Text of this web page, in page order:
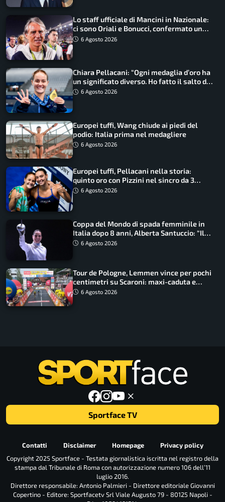
Lo staff ufficiale di Mancini in Nazionale:
ci sono Oriali e Bonucci, confermato un
ritorno
6 Agosto 2026
Chiara Pellacani: “Ogni medaglia d’oro ha
un significato diverso. Ho fatto il salto di
qualità”
6 Agosto 2026
Europei tuffi, Wang chiude ai piedi del
podio: Italia prima nel medagliere
6 Agosto 2026
Europei tuffi, Pellacani nella storia:
quinto oro con Pizzini nel sincro da 3
metri
6 Agosto 2026
Coppa del Mondo di spada femminile in
Italia dopo 8 anni, Alberta Santuccio: “Il
lavoro dà sempre i suoi frutti”
6 Agosto 2026
Tour de Pologne, Lemmen vince per pochi
centimetri su Scaroni: maxi-caduta e
tappa accorciata
6 Agosto 2026
Sportface TV
Contatti Disclaimer Homepage
Privacy policy
Copyright 2025 Sportface - Testata giornalistica iscritta nel registro della
stampa dal Tribunale di Roma con autorizzazione numero 106 dell’11
luglio 2016.
Direttore responsabile: Antonio Palmieri - Direttore editoriale Giovanni
Copertino - Editore: Sportfacetv Srl Viale Augusto 79 - 80125 Napoli -